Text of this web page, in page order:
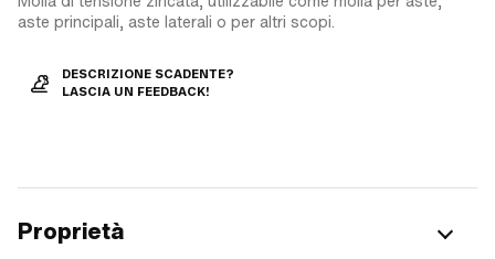
aste principali, aste laterali o per altri scopi.
DESCRIZIONE SCADENTE?
LASCIA UN FEEDBACK!
Proprietà